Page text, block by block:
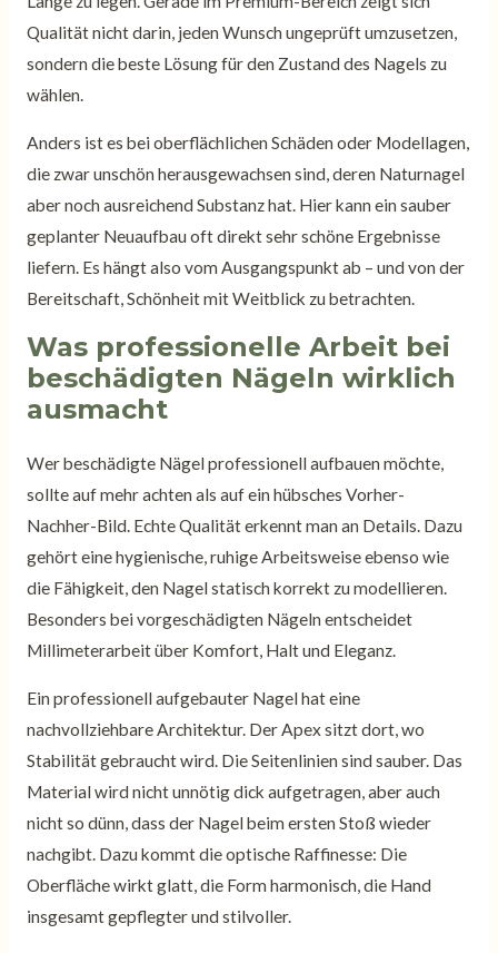
Qualität nicht darin, jeden Wunsch ungeprüft umzusetzen,
sondern die beste Lösung für den Zustand des Nagels zu
wählen.
Anders ist es bei oberflächlichen Schäden oder Modellagen,
die zwar unschön herausgewachsen sind, deren Naturnagel
aber noch ausreichend Substanz hat. Hier kann ein sauber
geplanter Neuaufbau oft direkt sehr schöne Ergebnisse
liefern. Es hängt also vom Ausgangspunkt ab – und von der
Bereitschaft, Schönheit mit Weitblick zu betrachten.
Was professionelle Arbeit bei
beschädigten Nägeln wirklich
ausmacht
Wer beschädigte Nägel professionell aufbauen möchte,
sollte auf mehr achten als auf ein hübsches Vorher-
Nachher-Bild. Echte Qualität erkennt man an Details. Dazu
gehört eine hygienische, ruhige Arbeitsweise ebenso wie
die Fähigkeit, den Nagel statisch korrekt zu modellieren.
Besonders bei vorgeschädigten Nägeln entscheidet
Millimeterarbeit über Komfort, Halt und Eleganz.
Ein professionell aufgebauter Nagel hat eine
nachvollziehbare Architektur. Der Apex sitzt dort, wo
Stabilität gebraucht wird. Die Seitenlinien sind sauber. Das
Material wird nicht unnötig dick aufgetragen, aber auch
nicht so dünn, dass der Nagel beim ersten Stoß wieder
nachgibt. Dazu kommt die optische Raffinesse: Die
Oberfläche wirkt glatt, die Form harmonisch, die Hand
insgesamt gepflegter und stilvoller.